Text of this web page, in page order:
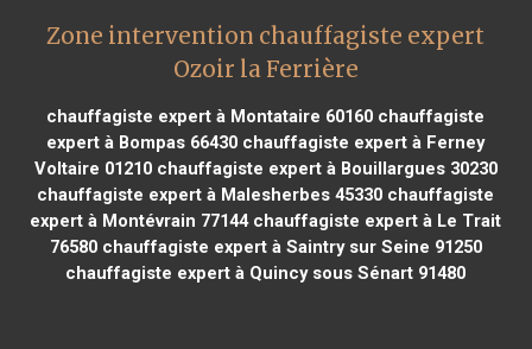
Zone intervention chauffagiste expert
Ozoir la Ferrière
chauffagiste expert à Montataire 60160 chauffagiste
expert à Bompas 66430 chauffagiste expert à Ferney
Voltaire 01210chauffagiste expert à Bouillargues 30230
chauffagiste expert à Malesherbes 45330 chauffagiste
expert à Montévrain 77144chauffagiste expert à Le Trait
76580chauffagiste expert à Saintry sur Seine 91250
chauffagiste expert à Quincy sous Sénart 91480